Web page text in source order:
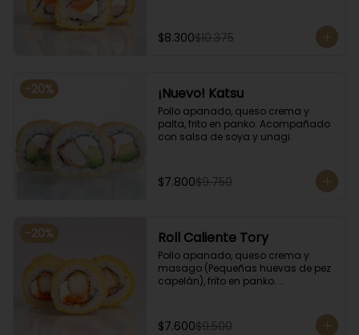
$8.300$10.375
-20% ¡Nuevo! Katsu
Pollo apanado, queso crema y
palta, frito en panko. Acompañado
con salsa de soya y unagi.
$7.800$9.750
-20% Roll Caliente Tory
Pollo apanado, queso crema y
masago (Pequeñas huevas de pez
capelán), frito en panko.
$7.600$9.500